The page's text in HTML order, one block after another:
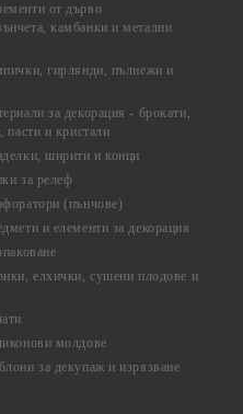
от дърво
камбанки и метални
гирлянди, пълнежи и
за декорация - брокати,
пасти и кристали
ширити и конци
за релеф
(пънчове)
и елементи за декорация
елхички, сушени плодове и
молдове
за декупаж и изрязване